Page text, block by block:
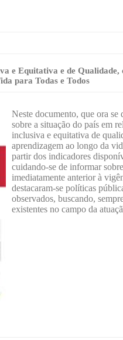
e Equitativa e de
para Todas e Todos
Neste documento, que ora
sobre a situação do país em
inclusiva e equitativa de
aprendizagem ao longo da
partir dos indicadores
cuidando-se de informar
imediatamente anterior à
destacaram-se políticas
observados, buscando,
existentes no campo da